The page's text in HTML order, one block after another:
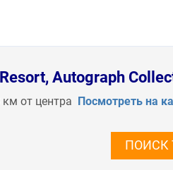
Autograph
км от центра Посмотреть на
ПОИСК